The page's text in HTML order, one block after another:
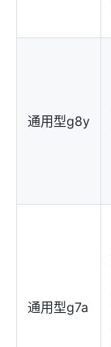
通用型g8y
通用型g7a